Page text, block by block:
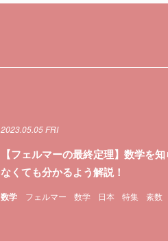
数学 フェルマー 数学 日本 特集 素数
2023.05.05 FRI
【フェルマーの最終定理】数学を知
なくても分かるよう解説！